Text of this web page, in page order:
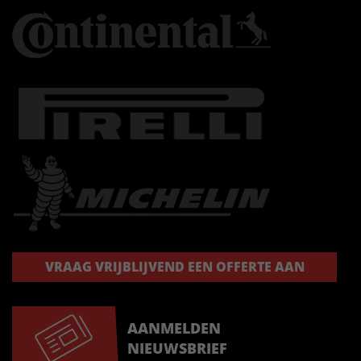
VRAAG VRIJBLIJVEND EEN OFFERTE AAN
AANMELDEN
NIEUWSBRIEF